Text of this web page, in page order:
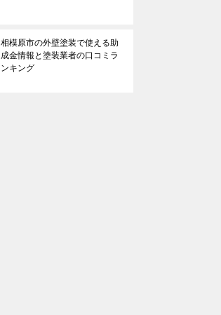
相模原市の外壁塗装で使える助
成金情報と塗装業者の口コミラ
ンキング